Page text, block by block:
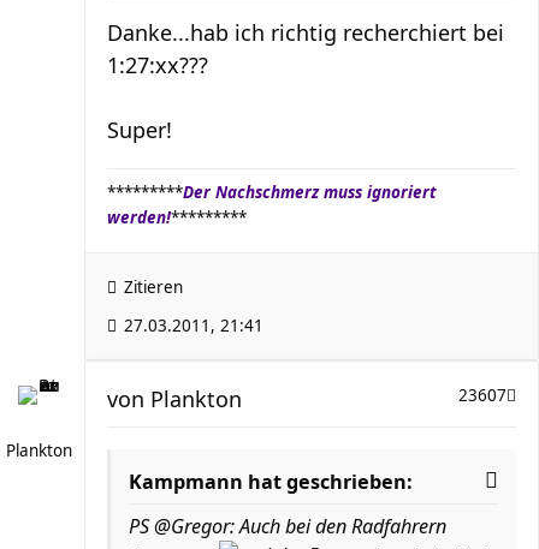
Danke...hab ich richtig recherchiert bei
1:27:xx???
Super!
*********Der Nachschmerz muss ignoriert
werden!*********
Zitieren
27.03.2011, 21:41
Plankton
23607
von Plankton
Kampmann hat geschrieben:
PS @Gregor: Auch bei den Radfahrern